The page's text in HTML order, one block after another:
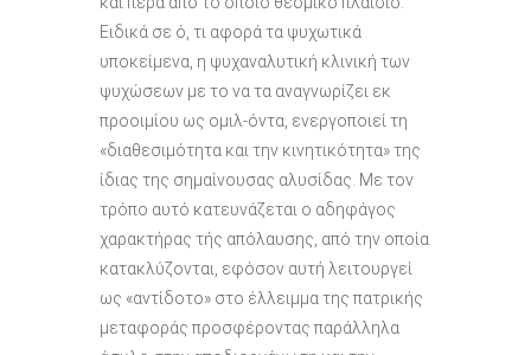
Ειδικά σε ό, τι αφορά τα ψυχωτικά
υποκείμενα, η ψυχαναλυτική κλινική των
ψυχώσεων με το να τα αναγνωρίζει εκ
προοιμίου ως ομιλ-όντα, ενεργοποιεί τη
«διαθεσιμότητα και την κινητικότητα» της
ίδιας της σημαίνουσας αλυσίδας. Με τον
τρόπο αυτό κατευνάζεται ο αδηφάγος
χαρακτήρας τής απόλαυσης, από την οποία
κατακλύζονται, εφόσον αυτή λειτουργεί
ως «αντίδοτο» στο έλλειμμα της πατρικής
μεταφοράς προσφέροντας παράλληλα